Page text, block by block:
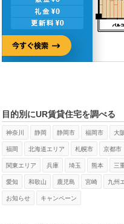
目的別にUR賃貸住宅を調べる
神奈川 静岡 静岡市 福岡市 大
福岡 北海道エリア 札幌市 京都市
関東エリア 兵庫 埼玉 熊本 三
愛知 和歌山 鹿児島 宮崎 九州
お知らせ キャンペーン